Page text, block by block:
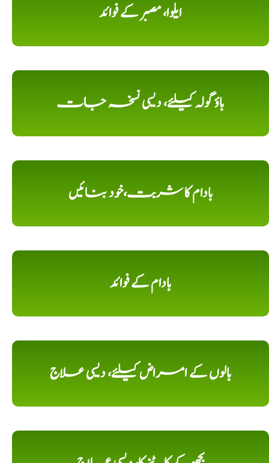
ایلوا، مصبر کے فوائد
باؤ گولہ کیلئے، دیسی نسخہ جات
بادام کا شربت،خود بنائیں
بادام کے فوائد
بالوں کے امراض کیلئے، دیسی علاج